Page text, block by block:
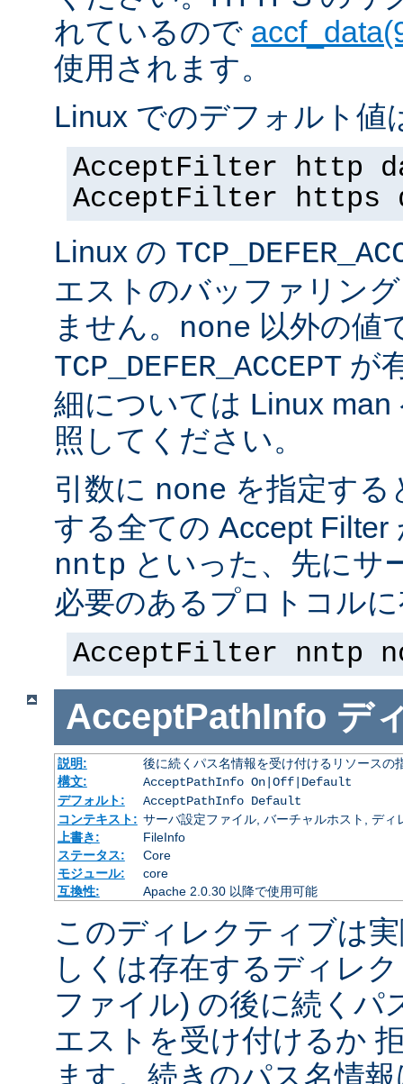
れているので
使用されます。
Linux でのデフォルト値
AcceptFilter http
AcceptFilter https
Linux の
エストのバッファリン
ません。 none 以外の値
TCP_DEFER_ACCEPT が
細については Linux
照してください。
引数に none を指定す
する全ての Accept Filter
nntp といった、先にサ
必要のあるプロトコル
AcceptFilter nntp
AcceptPathInfo デ
説明:
後に続くパス名情報を受け付けるリソースの
構文:
AcceptPathInfo On|Off|Default
デフォルト:
AcceptPathInfo Default
コンテキスト: サーバ設定ファイル, バーチャルホスト, ディ
上書き:
FileInfo
ステータス:
Core
モジュール:
core
互換性:
Apache 2.0.30 以降で使用可能
このディレクティブは
しくは存在するディレ
ファイル) の後に続くパ
エストを受け付けるか
ます。続きのパス名情